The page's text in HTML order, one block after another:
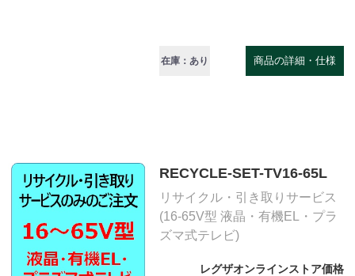
在庫：あり 商品の詳細・仕様
RECYCLE-SET-TV16-65L
リサイクル・引き取りサービス
(16-65V型 液晶・有機EL・プラ
ズマ式テレビ)
レグザオンラインストア価格